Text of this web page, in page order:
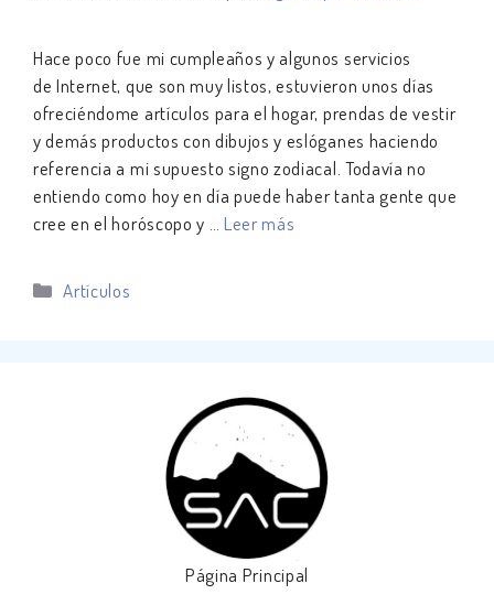
Hace poco fue mi cumpleaños y algunos servicios
de Internet, que son muy listos, estuvieron unos días
ofreciéndome artículos para el hogar, prendas de vestir
y demás productos con dibujos y eslóganes haciendo
referencia a mi supuesto signo zodiacal. Todavía no
entiendo como hoy en día puede haber tanta gente que
cree en el horóscopo y … Leer más
Categorías
Artículos
Página Principal